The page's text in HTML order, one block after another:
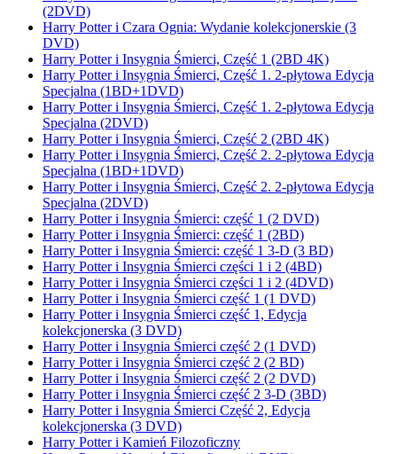
(2DVD)
Harry Potter i Czara Ognia: Wydanie kolekcjonerskie (3
DVD)
Harry Potter i Insygnia Śmierci, Część 1 (2BD 4K)
Harry Potter i Insygnia Śmierci, Część 1. 2-płytowa Edycja
Specjalna (1BD+1DVD)
Harry Potter i Insygnia Śmierci, Część 1. 2-płytowa Edycja
Specjalna (2DVD)
Harry Potter i Insygnia Śmierci, Część 2 (2BD 4K)
Harry Potter i Insygnia Śmierci, Część 2. 2-płytowa Edycja
Specjalna (1BD+1DVD)
Harry Potter i Insygnia Śmierci, Część 2. 2-płytowa Edycja
Specjalna (2DVD)
Harry Potter i Insygnia Śmierci: część 1 (2 DVD)
Harry Potter i Insygnia Śmierci: część 1 (2BD)
Harry Potter i Insygnia Śmierci: część 1 3-D (3 BD)
Harry Potter i Insygnia Śmierci części 1 i 2 (4BD)
Harry Potter i Insygnia Śmierci części 1 i 2 (4DVD)
Harry Potter i Insygnia Śmierci część 1 (1 DVD)
Harry Potter i Insygnia Śmierci część 1, Edycja
kolekcjonerska (3 DVD)
Harry Potter i Insygnia Śmierci część 2 (1 DVD)
Harry Potter i Insygnia Śmierci część 2 (2 BD)
Harry Potter i Insygnia Śmierci część 2 (2 DVD)
Harry Potter i Insygnia Śmierci część 2 3-D (3BD)
Harry Potter i Insygnia Śmierci Część 2, Edycja
kolekcjonerska (3 DVD)
Harry Potter i Kamień Filozoficzny